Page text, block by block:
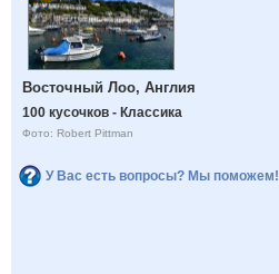
Восточный Лоо, Англия
100 кусочков - Классика
Фото: Robert Pittman
У Вас есть вопросы? Мы поможем!